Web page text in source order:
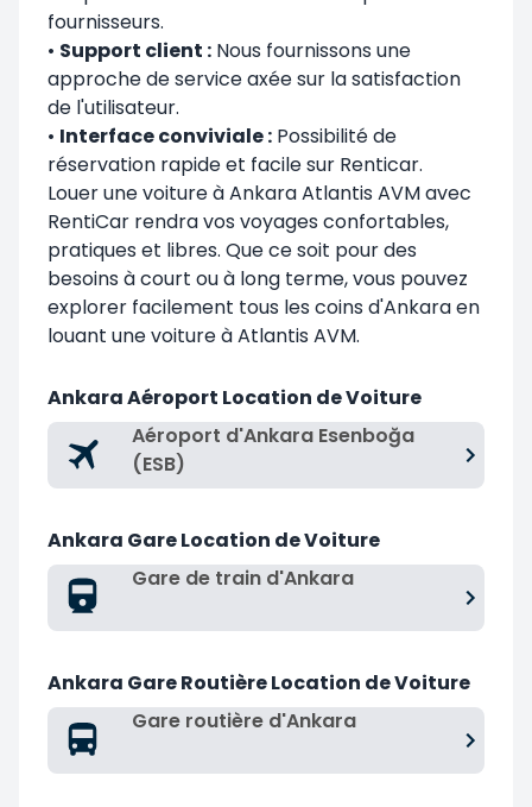
fournisseurs.
• Support client : Nous fournissons une
approche de service axée sur la satisfaction
de l'utilisateur.
• Interface conviviale : Possibilité de
réservation rapide et facile sur Renticar.
Louer une voiture à Ankara Atlantis AVM avec
RentiCar rendra vos voyages confortables,
pratiques et libres. Que ce soit pour des
besoins à court ou à long terme, vous pouvez
explorer facilement tous les coins d'Ankara en
louant une voiture à Atlantis AVM.
Ankara Aéroport Location de Voiture
Aéroport d'Ankara Esenboğa
(ESB)
Ankara Gare Location de Voiture
Gare de train d'Ankara
Ankara Gare Routière Location de Voiture
Gare routière d'Ankara